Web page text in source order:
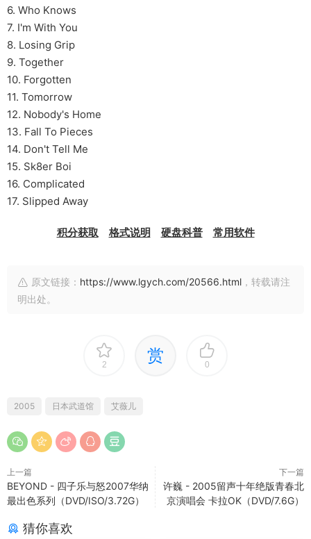
6. Who Knows
7. I'm With You
8. Losing Grip
9. Together
10. Forgotten
11. Tomorrow
12. Nobody's Home
13. Fall To Pieces
14. Don't Tell Me
15. Sk8er Boi
16. Complicated
17. Slipped Away
积分获取 格式说明 硬盘科普 常用软件
原文链接： https://www.lgych.com/20566.html ，转载请注
明出处。
2 赏 0
2005 日本武道馆 艾薇儿
上一篇
BEYOND - 四子乐与怒2007华纳
最出色系列（DVD/ISO/3.72G）
下一篇
许巍 - 2005留声十年绝版青春北
京演唱会 卡拉OK（DVD/7.6G）
猜你喜欢